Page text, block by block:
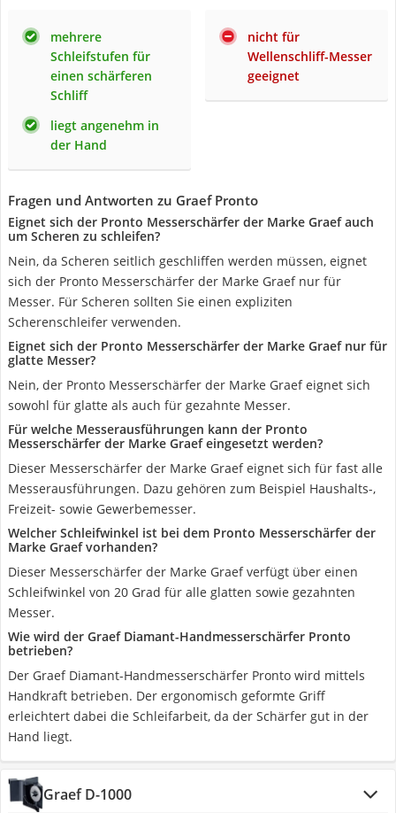
mehrere
Schleifstufen für
einen schärferen
Schliff
liegt angenehm in
der Hand
nicht für
Wellenschliff-Messer
geeignet
Fragen und Antworten zu Graef Pronto
Eignet sich der Pronto Messerschärfer der Marke Graef auch
um Scheren zu schleifen?
Nein, da Scheren seitlich geschliffen werden müssen, eignet
sich der Pronto Messerschärfer der Marke Graef nur für
Messer. Für Scheren sollten Sie einen expliziten
Scherenschleifer verwenden.
Eignet sich der Pronto Messerschärfer der Marke Graef nur für
glatte Messer?
Nein, der Pronto Messerschärfer der Marke Graef eignet sich
sowohl für glatte als auch für gezahnte Messer.
Für welche Messerausführungen kann der Pronto
Messerschärfer der Marke Graef eingesetzt werden?
Dieser Messerschärfer der Marke Graef eignet sich für fast alle
Messerausführungen. Dazu gehören zum Beispiel Haushalts-,
Freizeit- sowie Gewerbemesser.
Welcher Schleifwinkel ist bei dem Pronto Messerschärfer der
Marke Graef vorhanden?
Dieser Messerschärfer der Marke Graef verfügt über einen
Schleifwinkel von 20 Grad für alle glatten sowie gezahnten
Messer.
Wie wird der Graef Diamant-Handmesserschärfer Pronto
betrieben?
Der Graef Diamant-Handmesserschärfer Pronto wird mittels
Handkraft betrieben. Der ergonomisch geformte Griff
erleichtert dabei die Schleifarbeit, da der Schärfer gut in der
Hand liegt.
Graef D-1000